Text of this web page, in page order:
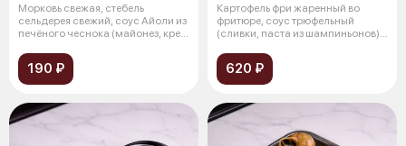
Морковь свежая, стебель
сельдерея свежий, соус Айоли из
печёного чеснока (майонез, крем
190 ₽
Картофель фри жаренный во
фритюре, соус трюфельный
(сливки, паста из шампиньонов),
620 ₽